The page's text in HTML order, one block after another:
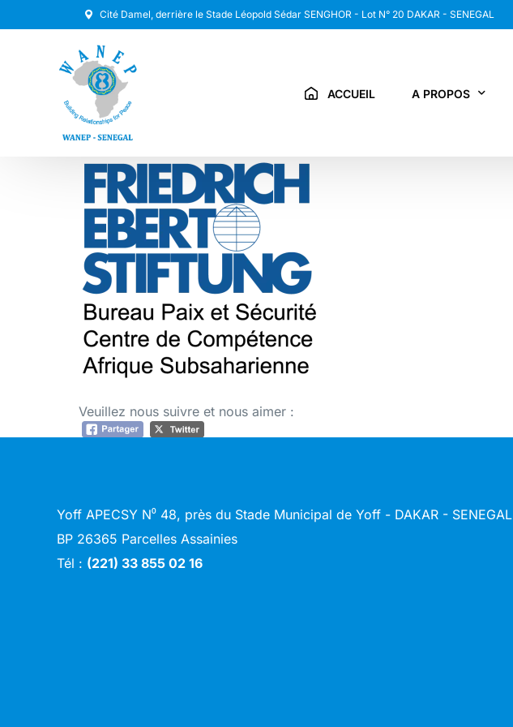
Cité Damel, derrière le Stade Léopold Sédar SENGHOR - Lot N° 20 DAKAR - SENEGAL
ACCUEIL A PROPOS
Veuillez nous suivre et nous aimer :
Yoff APECSY N⁰ 48, près du Stade Municipal de Yoff - DAKAR - SENEGAL
BP 26365 Parcelles Assainies
Tél : (221) 33 855 02 16